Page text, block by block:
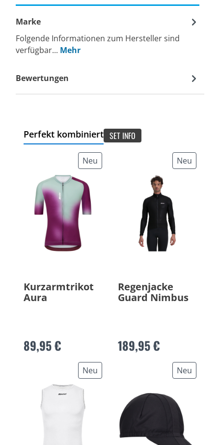
Perfekt kombiniert SET INFO
Neu
Kurzarmtrikot
Aura
89,95 €
Neu
Regenjacke
Guard Nimbus
189,95 €
Neu Neu
Marke
Folgende Informationen zum Hersteller sind
verfügbar... Mehr
Bewertungen